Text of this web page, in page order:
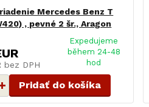
Mercedes Benz T
, pevné 2 šr., Aragon
bez DPH
Expedujeme
během 24-48
hod
Pridať do košíka